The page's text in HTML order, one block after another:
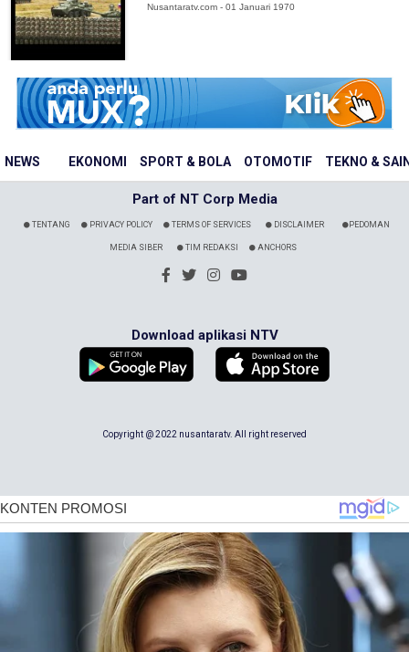
NEWS EKONOMI SPORT & BOLA OTOMOTIF TEKNO &
Nusantaratv.com - 01 Januari 1970
Part of NT Corp Media
TENTANG PRIVACY POLICY TERMS OF SERVICES DISCLAIMER PEDOMAN
MEDIA SIBER TIM REDAKSI ANCHORS
Download aplikasi NTV
Copyright @ 2022 nusantaratv. All right reserved